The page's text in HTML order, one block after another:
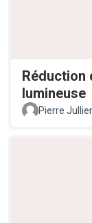
Réduction
lumineuse
Pierre